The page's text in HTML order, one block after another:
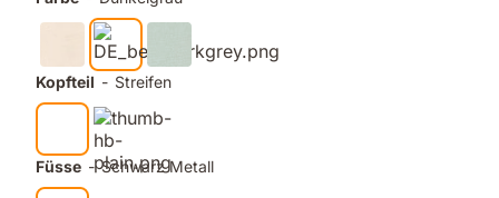
Kopfteil - Streifen
Füsse - Schwarz Metall